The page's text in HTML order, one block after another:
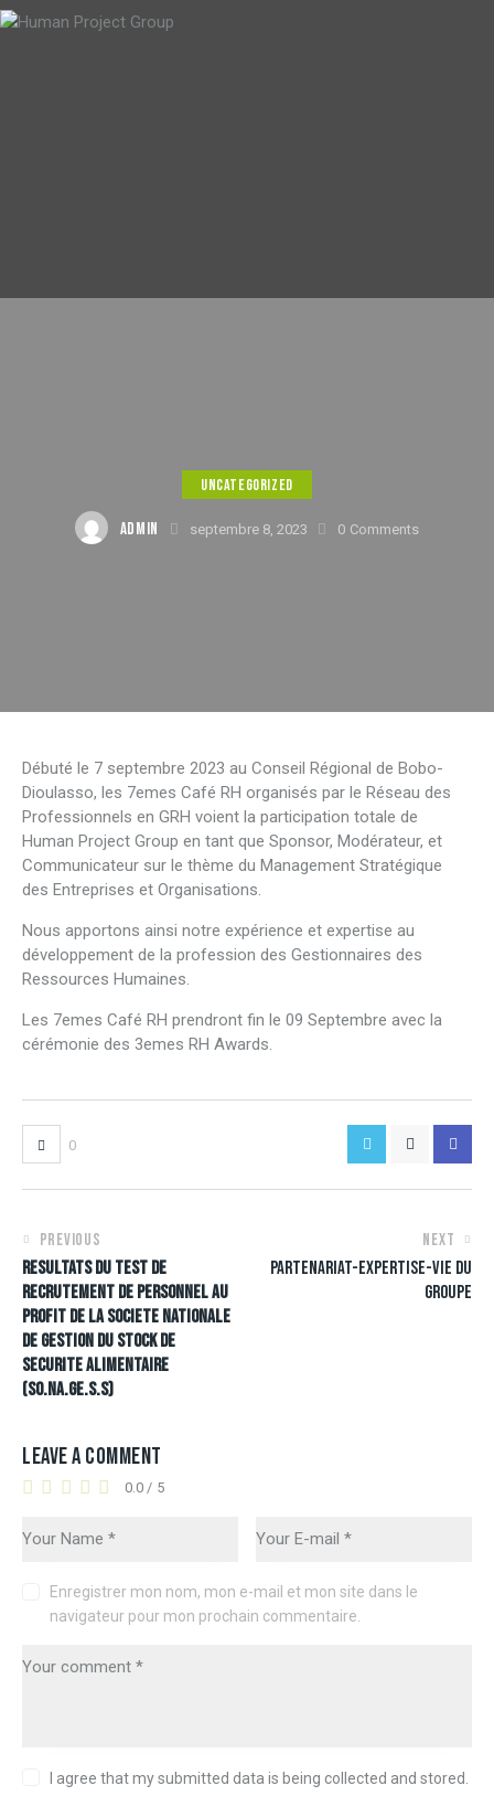
UNCATEGORIZED
ADMIN septembre 8, 2023 0 Comments
Débuté le 7 septembre 2023 au Conseil Régional de Bobo-
Dioulasso, les 7emes Café RH organisés par le Réseau des
Professionnels en GRH voient la participation totale de
Human Project Group en tant que Sponsor, Modérateur, et
Communicateur sur le thème du Management Stratégique
des Entreprises et Organisations.
Nous apportons ainsi notre expérience et expertise au
développement de la profession des Gestionnaires des
Ressources Humaines.
Les 7emes Café RH prendront fin le 09 Septembre avec la
cérémonie des 3emes RH Awards.
0
PREVIOUS
RESULTATS DU TEST DE
RECRUTEMENT DE PERSONNEL AU
PROFIT DE LA SOCIETE NATIONALE
DE GESTION DU STOCK DE
SECURITE ALIMENTAIRE
(SO.NA.GE.S.S)
NEXT
PARTENARIAT-EXPERTISE-VIE DU
GROUPE
LEAVE A COMMENT
0.0 / 5
Enregistrer mon nom, mon e-mail et mon site dans le
navigateur pour mon prochain commentaire.
I agree that my submitted data is being collected and stored.